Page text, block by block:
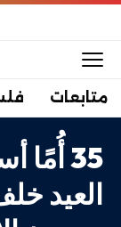
متابعات
35
العيد